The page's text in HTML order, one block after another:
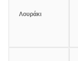
Λουράκι